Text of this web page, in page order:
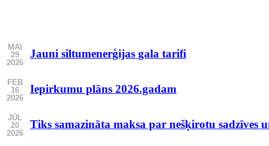
MAI
29
2026
Jauni siltumenerģijas gala tarifi
FEB
16
2026
Iepirkumu plāns 2026.gadam
JŪL
20
2026
Tiks samazināta maksa par nešķirotu